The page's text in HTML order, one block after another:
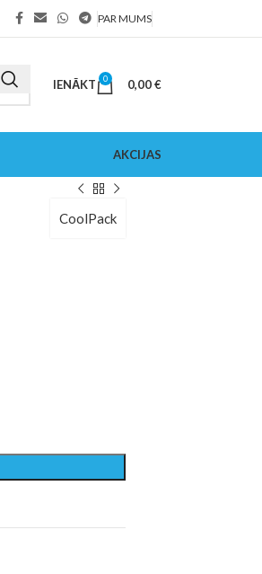
PAR MUMS
IENĀKT 0 0,00€
AKCIJAS
CoolPack